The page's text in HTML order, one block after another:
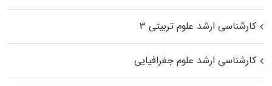
کارشناسی ارشد علوم تربیتی ۳
کارشناسی ارشد علوم جغرافیایی